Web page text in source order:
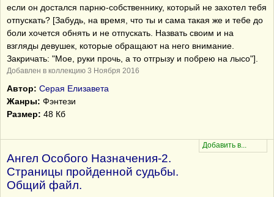
если он достался парню-собственнику, который не захотел тебя
отпускать? [Забудь, на время, что ты и сама такая же и тебе до
боли хочется обнять и не отпускать. Назвать своим и на
взгляды девушек, которые обращают на него внимание.
Закричать: "Мое, руки прочь, а то отгрызу и побрею на лысо"].
Добавлен в коллекцию 3 Ноября 2016
Автор: Серая Елизавета
Жанры: Фэнтези
Размер: 48 Кб
Ангел Особого Назначения-2.
Страницы пройденной судьбы.
Общий файл.